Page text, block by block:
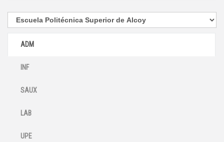
ADM
INF
SAUX
LAB
UPE